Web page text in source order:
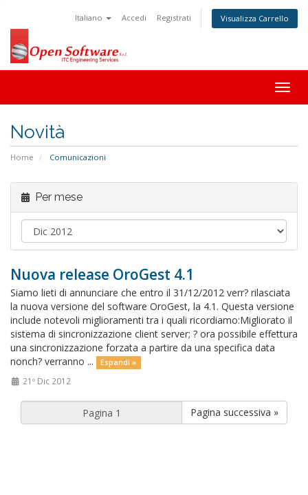
Italiano Accedi Registrati Visualizza Carrello
Novità
Home Comunicazioni
Per mese
Nuova release OroGest 4.1
Siamo lieti di annunciare che entro il 31/12/2012 verr? rilasciata
la nuova versione del software OroGest, la 4.1. Questa versione
include notevoli miglioramenti tra i quali ricordiamo:Migliorato il
sistema di sincronizzazione client server; ? ora possibile effettura
una sincronizzazione forzata a partire da una specifica data
nonch? verranno ...
Espandi »
21º Dic 2012
Pagina successiva »